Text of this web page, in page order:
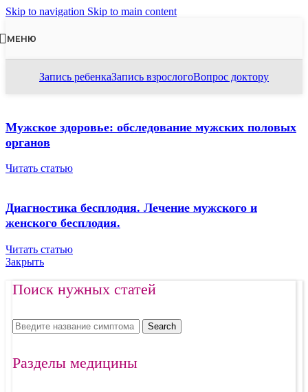
Skip to navigation Skip to main content
МЕНЮ
Запись ребенкаЗапись взрослогоВопрос доктору
Мужское здоровье: обследование мужских половых
органов
Читать статью
Диагностика бесплодия. Лечение мужского и
женского бесплодия.
Читать статью
Закрыть
Поиск нужных статей
Search
Разделы медицины